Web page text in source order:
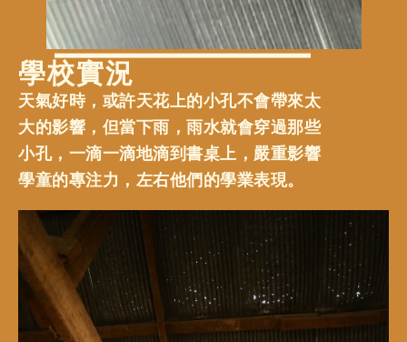
學校實況
天氣好時，或許天花上的小孔不會帶來太
大的影響，但當下雨，雨水就會穿過那些
小孔，一滴一滴地滴到書桌上，嚴重影響
學童的專注力，左右他們的學業表現。